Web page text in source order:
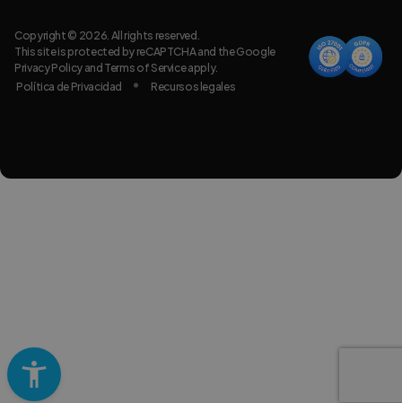
Copyright © 2026. All rights reserved.
This site is protected by reCAPTCHA and the Google
Privacy Policyand Terms of Serviceapply.
Política de Privacidad
Recursos legales